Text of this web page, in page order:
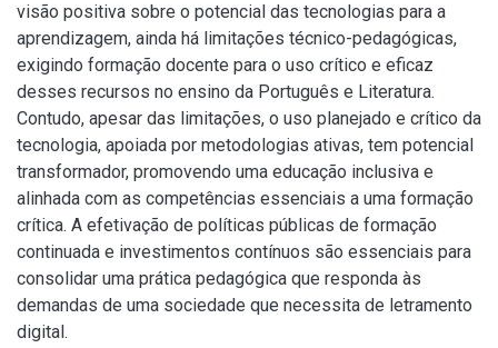
visão positiva sobre o potencial das tecnologias para a
aprendizagem, ainda há limitações técnico-pedagógicas,
exigindo formação docente para o uso crítico e eficaz
desses recursos no ensino da Português e Literatura.
Contudo, apesar das limitações, o uso planejado e crítico da
tecnologia, apoiada por metodologias ativas, tem potencial
transformador, promovendo uma educação inclusiva e
alinhada com as competências essenciais a uma formação
crítica. A efetivação de políticas públicas de formação
continuada e investimentos contínuos são essenciais para
consolidar uma prática pedagógica que responda às
demandas de uma sociedade que necessita de letramento
digital.